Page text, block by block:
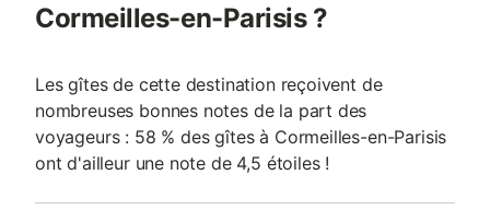
Cormeilles-en-Parisis ?
Les gîtes de cette destination reçoivent de
nombreuses bonnes notes de la part des
voyageurs : 58 % des gîtes à Cormeilles-en-Parisis
ont d'ailleur une note de 4,5 étoiles !